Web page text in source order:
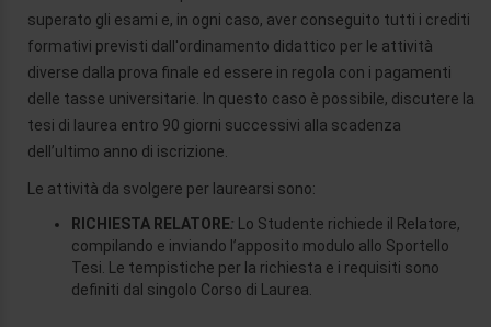
superato gli esami e, in ogni caso, aver conseguito tutti i crediti
formativi previsti dall'ordinamento didattico per le attività
diverse dalla prova finale ed essere in regola con i pagamenti
delle tasse universitarie. In questo caso è possibile, discutere la
tesi di laurea entro 90 giorni successivi alla scadenza
dell’ultimo anno di iscrizione.
Le attività da svolgere per laurearsi sono:
RICHIESTA RELATORE:
Lo Studente richiede il Relatore,
compilando e inviando l’apposito modulo allo Sportello
Tesi. Le tempistiche per la richiesta e i requisiti sono
definiti dal singolo Corso di Laurea.